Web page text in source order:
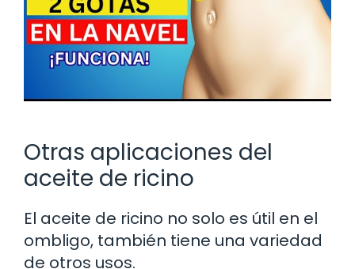
Otras aplicaciones del
aceite de ricino
El aceite de ricino no solo es útil en el
ombligo, también tiene una variedad
de otros usos.